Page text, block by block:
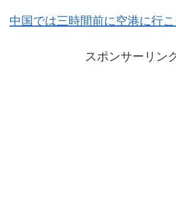
中国では三時間前に空港に行こ
スポンサーリン